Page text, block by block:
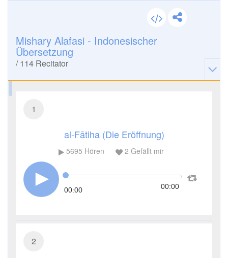
Mishary Alafasi - Indonesischer
Übersetzung
/114 Recitator
1
al-Fātiha (Die Eröffnung)
5695 Hören 2 Gefällt mir
00:00 00:00
2